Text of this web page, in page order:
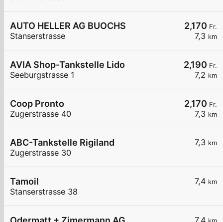
2,170 Fr.
7,3 km
AUTO HELLER AG BUOCHS
Stanserstrasse
2,190 Fr.
7,2 km
AVIA Shop-Tankstelle Lido
Seeburgstrasse 1
2,170 Fr.
7,3 km
Coop Pronto
Zugerstrasse 40
7,3 km
ABC-Tankstelle Rigiland
Zugerstrasse 30
7,4 km
Tamoil
Stanserstrasse 38